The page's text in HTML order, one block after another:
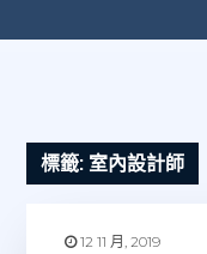
標籤: 室內設計師
12 11 月, 2019